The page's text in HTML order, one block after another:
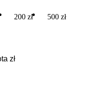
200 zł 500 zł